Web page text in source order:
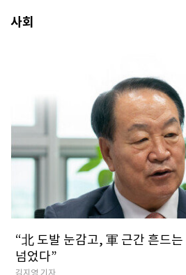
사회
​“北 도발 눈감고, 軍 근간 흔드
넘었다”
김지영 기자